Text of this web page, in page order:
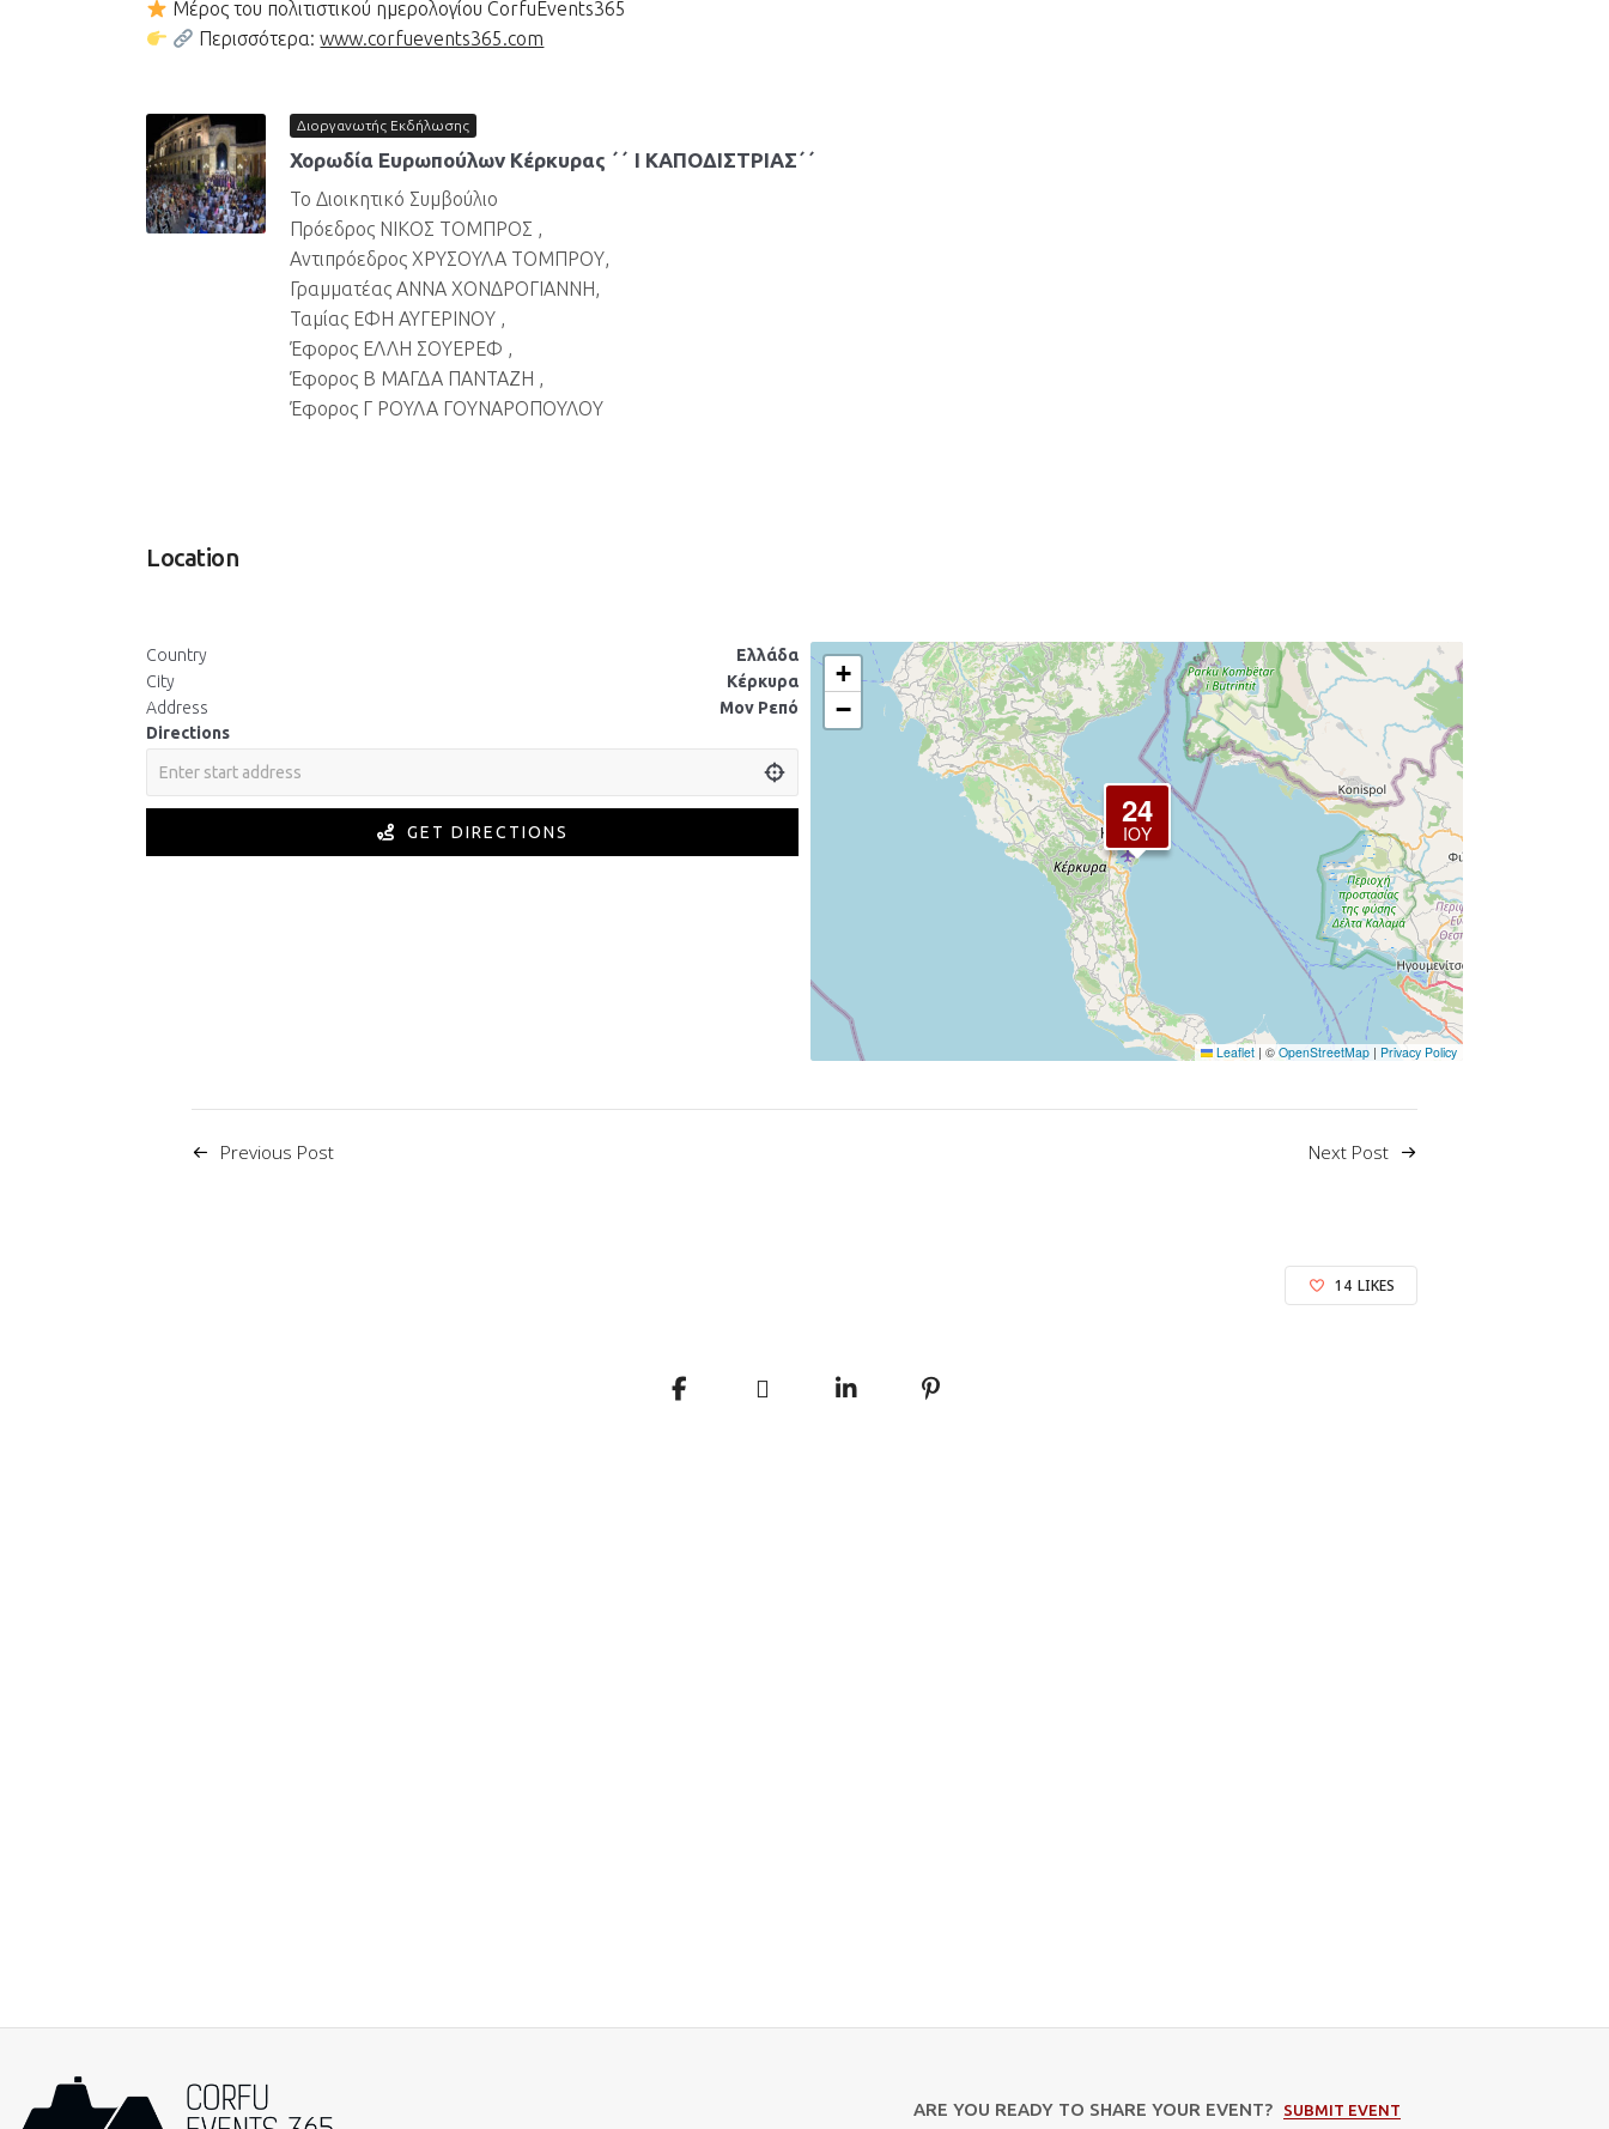
Μέρος του πολιτιστικού ημερολογίου CorfuEvents365
Περισσότερα:www.corfuevents365.com
Διοργανωτής Εκδήλωσης
Χορωδία Ευρωπούλων Κέρκυρας ΄΄ Ι ΚΑΠΟΔΙΣΤΡΙΑΣ΄΄
Το Διοικητικό Συμβούλιο
Πρόεδρος ΝΙΚΟΣ ΤΟΜΠΡΟΣ ,
Αντιπρόεδρος ΧΡΥΣΟΥΛΑ ΤΟΜΠΡΟΥ,
Γραμματέας ΑΝΝΑ ΧΟΝΔΡΟΓΙΑΝΝΗ,
Ταμίας ΕΦΗ ΑΥΓΕΡΙΝΟΥ ,
Έφορος ΕΛΛΗ ΣΟΥΕΡΕΦ ,
Έφορος Β ΜΑΓΔΑ ΠΑΝΤΑΖΗ ,
Έφορος Γ ΡΟΥΛΑ ΓΟΥΝΑΡΟΠΟΥΛΟΥ
Location
Country
Ελλάδα
City
Κέρκυρα
Address
Μον Ρεπό
Directions
GET DIRECTIONS
24
ΙΟΎ
+
−
Leaflet | © OpenStreetMap | Privacy Policy
Previous Post Next Post
14 LIKES
ARE YOU READY TO SHARE YOUR EVENT? SUBMIT EVENT